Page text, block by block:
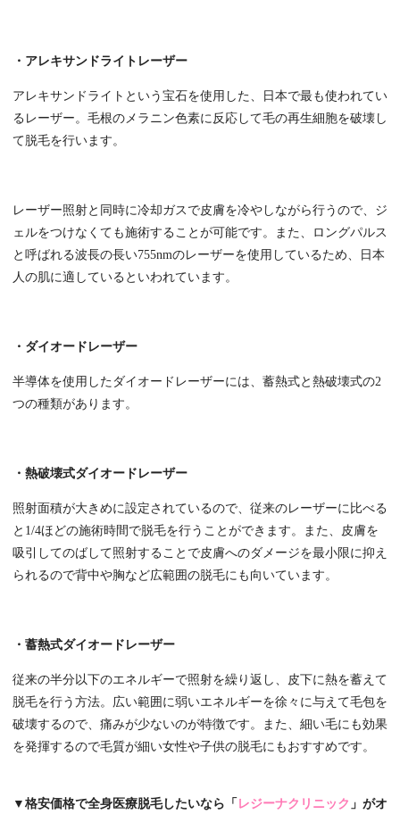
・アレキサンドライトレーザー
アレキサンドライトという宝石を使用した、日本で最も使われてい
るレーザー。毛根のメラニン色素に反応して毛の再生細胞を破壊し
て脱毛を行います。
レーザー照射と同時に冷却ガスで皮膚を冷やしながら行うので、ジ
ェルをつけなくても施術することが可能です。また、ロングパルス
と呼ばれる波長の長い755nmのレーザーを使用しているため、日本
人の肌に適しているといわれています。
・ダイオードレーザー
半導体を使用したダイオードレーザーには、蓄熱式と熱破壊式の2
つの種類があります。
・熱破壊式ダイオードレーザー
照射面積が大きめに設定されているので、従来のレーザーに比べる
と1/4ほどの施術時間で脱毛を行うことができます。また、皮膚を
吸引してのばして照射することで皮膚へのダメージを最小限に抑え
られるので背中や胸など広範囲の脱毛にも向いています。
・蓄熱式ダイオードレーザー
従来の半分以下のエネルギーで照射を繰り返し、皮下に熱を蓄えて
脱毛を行う方法。広い範囲に弱いエネルギーを徐々に与えて毛包を
破壊するので、痛みが少ないのが特徴です。また、細い毛にも効果
を発揮するので毛質が細い女性や子供の脱毛にもおすすめです。
▼格安価格で全身医療脱毛したいなら「 レジーナクリニック 」がオ